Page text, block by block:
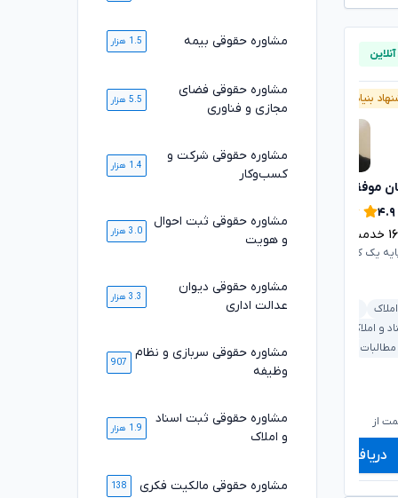
بنیاد وکلا
موفقی
۴.۹
خدمت ارائه شده موفق
یک کانون وکلای دادگستری
شرکت و کسب‌وکار
و املاک
از ۸۷۹,۰۰۰تومان
دریافت مشاوره
پیشنهاد بنیاد وکلا
۴.۹
خدمت ارائه شده موفق
بانکی و مطالبات
قرارداد و تعهدات
شروع قیمت از ۵۴۹,۰۰۰
مشاوره حقوقی بیمه 1.5 هزار
مشاوره حقوقی فضای
مجازی و فناوری
5.5 هزار
مشاوره حقوقی شرکت و
کسب‌وکار
1.4 هزار
مشاوره حقوقی ثبت احوال
و هویت
3.0 هزار
مشاوره حقوقی دیوان
عدالت اداری
3.3 هزار
مشاوره حقوقی سربازی و نظام
وظیفه
907
مشاوره حقوقی ثبت اسناد
و املاک
1.9 هزار
مشاوره حقوقی مالکیت فکری 138